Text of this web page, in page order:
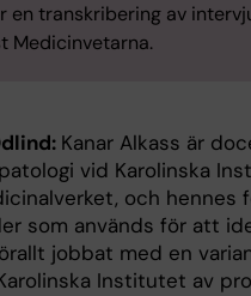
en transkribering av
Medicinvetarna.
Kanar Alkass är
vid Karolinska
och hennes
som används för att
jobbat med en
Institutet av